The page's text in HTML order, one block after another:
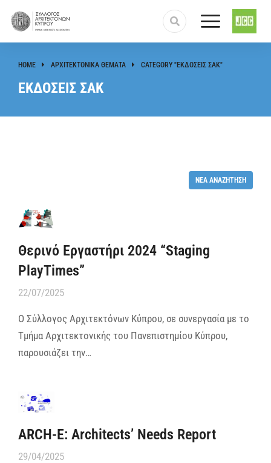
You are here:
HOME ΑΡΧΙΤΕΚΤΟΝΙΚΑ ΘΕΜΑΤΑ CATEGORY "ΕΚΔΟΣΕΙΣ ΣΑΚ"
ΕΚΔΟΣΕΙΣ ΣΑΚ
ΝΈΑ ΑΝΑΖΉΤΗΣΗ
Θερινό Εργαστήρι 2024 “Staging
PlayΤimes”
22/07/2025
Ο Σύλλογος Αρχιτεκτόνων Κύπρου, σε συνεργασία με το
Τμήμα Αρχιτεκτονικής του Πανεπιστημίου Κύπρου,
παρουσιάζει την…
ARCH-E: Architects’ Needs Report
29/04/2025